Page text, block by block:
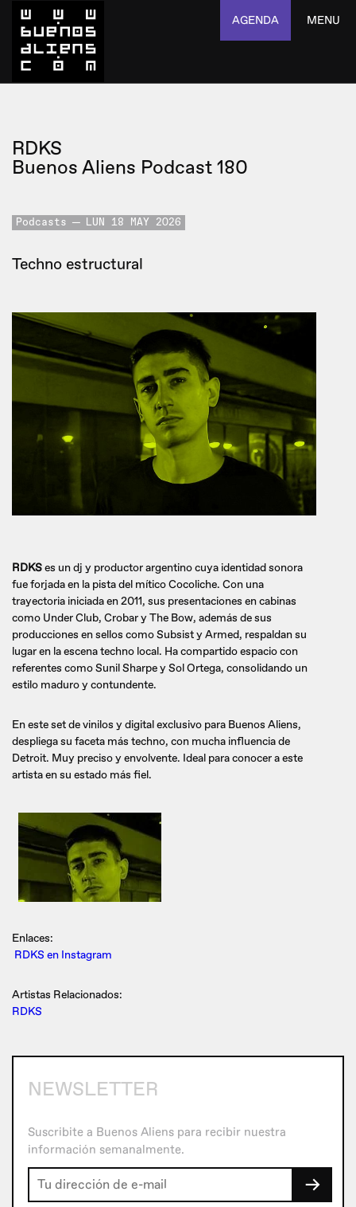
AGENDA MENU
RDKS
Buenos Aliens Podcast 180
Podcasts LUN 18 MAY 2026
Techno estructural
RDKSes un dj y productor argentino cuya identidad sonora
fue forjada en la pista del mítico Cocoliche. Con una
trayectoria iniciada en 2011, sus presentaciones en cabinas
como Under Club, Crobar y The Bow, además de sus
producciones en sellos como Subsist y Armed, respaldan su
lugar en la escena techno local. Ha compartido espacio con
referentes como Sunil Sharpe y Sol Ortega, consolidando un
estilo maduro y contundente.
En este set de vinilos y digital exclusivo para Buenos Aliens,
despliega su faceta más techno, con mucha influencia de
Detroit. Muy preciso y envolvente. Ideal para conocer a este
artista en su estado más fiel.
Enlaces:
RDKS en Instagram
Artistas Relacionados:
RDKS
NEWSLETTER
Suscribite a Buenos Aliens para recibir nuestra
información semanalmente.
→